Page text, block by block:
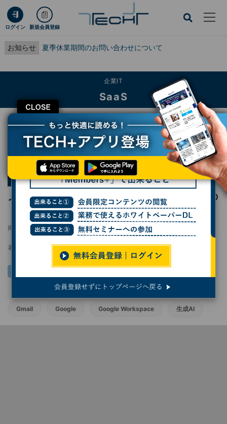
ログイン 新規会員登録
お知らせ 夏季休業期間のお問い合わせについて
CLOSE
企業IT
SaaS
TECH+ 企業IT
SaaS
メールの検索や返信にも役立つ、「Gmail」の「Gemini」サイドパネル活用法
第99回 Google Workspaceをビジネスで活用する
メールの検索や返信にも役立つ、「Gmail」の
「Gemini」サイドパネル活用法
掲載日 2024/11/08 09:00
著者： 佐野正弘
Gmail Google Google Workspace 生成AI